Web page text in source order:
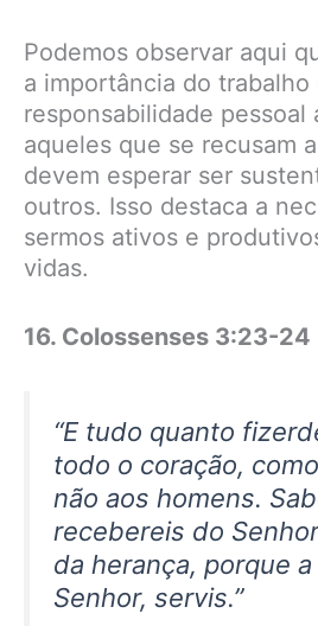
Podemos observar aqui
a importância do trabalho
responsabilidade pessoal
aqueles que se recusam
devem esperar ser
outros. Isso destaca a
sermos ativos e
vidas.
16. Colossenses 3:23-24
“E tudo quanto
todo o coração,
não aos homens.
recebereis do
da herança, porque
Senhor, servis.”